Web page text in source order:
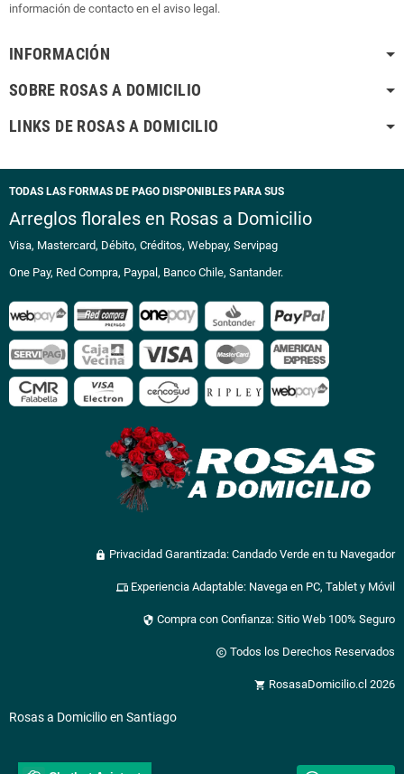
información de contacto en el aviso legal.
INFORMACIÓN
SOBRE ROSAS A DOMICILIO
LINKS DE ROSAS A DOMICILIO
TODAS LAS FORMAS DE PAGO DISPONIBLES PARA SUS
Arreglos florales en Rosas a Domicilio
Visa, Mastercard, Débito, Créditos, Webpay, Servipag
One Pay, Red Compra, Paypal, Banco Chile, Santander.
lock Privacidad Garantizada: Candado Verde en tu Navegador
devices Experiencia Adaptable: Navega en PC, Tablet y Móvil
security Compra con Confianza: Sitio Web 100% Seguro
copyright Todos los Derechos Reservados
shopping_cart RosasaDomicilio.cl 2026
Rosas a Domicilio en Santiago